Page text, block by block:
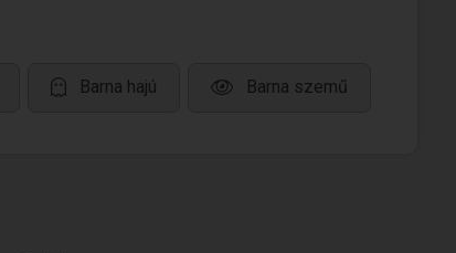
Barna hajú Barna szemű